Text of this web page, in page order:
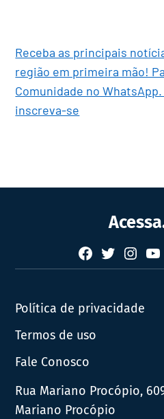
Receba as principais
região em primeira mão!
Comunidade no
inscreva-se
Facebook
Twitter
Política de privacidade
Termos de uso
Fale Conosco
Rua Mariano Procópio,
Mariano Procópio